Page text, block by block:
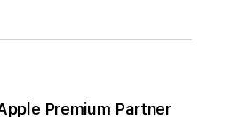
Premium Partner